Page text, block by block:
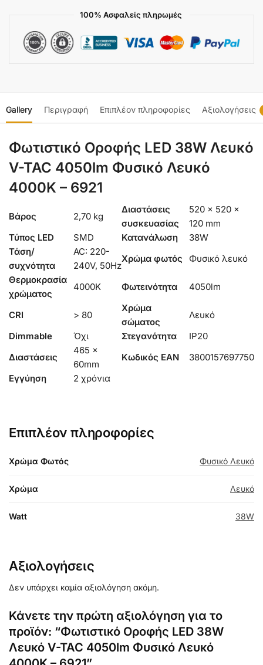
100% Ασφαλείς πληρωμές
Gallery Περιγραφή Επιπλέον πληροφορίες Αξιολογήσεις
Φωτιστικό Οροφής LED 38W Λευκό
V-TAC 4050lm Φυσικό Λευκό
4000K – 6921
Βάρος 2,70 kg
Διαστάσεις
συσκευασίας
520 × 520 ×
120 mm
Τύπος LED
SMD Κατανάλωση
38W
Τάση/
συχνότητα
AC: 220-
240V, 50Hz
Χρώμα φωτός
Φυσικό λευκό
Θερμοκρασία
χρώματος
4000K Φωτεινότητα 4050lm
CRI > 80
Χρώμα
σώματος
Λευκό
Dimmable
Όχι Στεγανότητα
IP20
Διαστάσεις
465 x
60mm
Κωδικός EAN
3800157697750
Εγγύηση
2 χρόνια
Επιπλέον πληροφορίες
Χρώμα Φωτός Φυσικό Λευκό
Χρώμα Λευκό
Watt 38W
Αξιολογήσεις
Δεν υπάρχει καμία αξιολόγηση ακόμη.
Κάνετε την πρώτη αξιολόγηση για το
προϊόν: “Φωτιστικό Οροφής LED 38W
Λευκό V-TAC 4050lm Φυσικό Λευκό